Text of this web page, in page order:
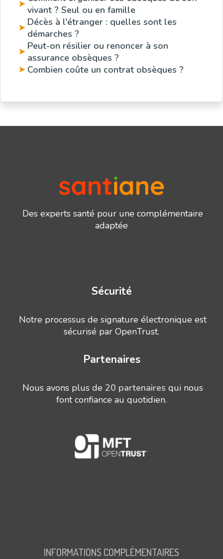
➤ vivant ? Seul ou en famille
➤ Décès à l'étranger : quelles sont les
démarches ?
➤ Peut-on résilier ou renoncer à son
assurance obsèques ?
➤ Combien coûte un contrat obsèques ?
Des experts santé pour une complémentaire
adaptée
Sécurité
Notre processus de signature électronique est
sécurisé par OpenTrust.
Partenaires
Nous avons plus de 20 partenaires qui nous
font confiance au quotidien.
INFORMATIONS COMPLÉMENTAIRES